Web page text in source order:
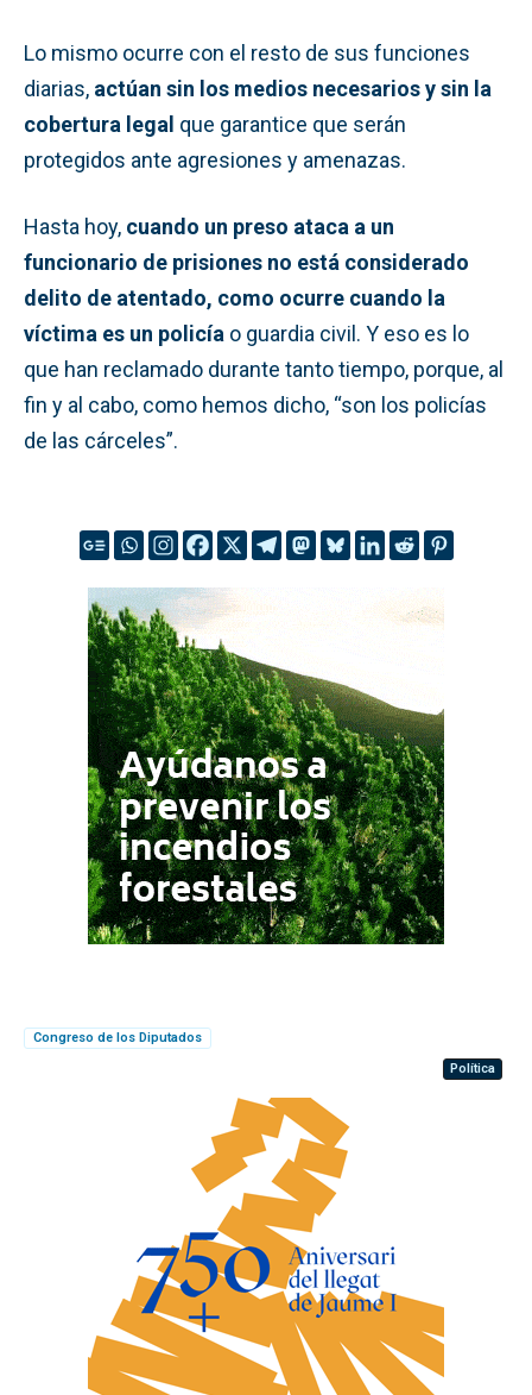
Lo mismo ocurre con el resto de sus funciones
diarias, actúan sin los medios necesarios y sin la
cobertura legal que garantice que serán
protegidos ante agresiones y amenazas.
Hasta hoy, cuando un preso ataca a un
funcionario de prisiones no está considerado
delito de atentado, como ocurre cuando la
víctima es un policía o guardia civil. Y eso es lo
que han reclamado durante tanto tiempo, porque, al
fin y al cabo, como hemos dicho, “son los policías
de las cárceles”.
Congreso de los Diputados
Política